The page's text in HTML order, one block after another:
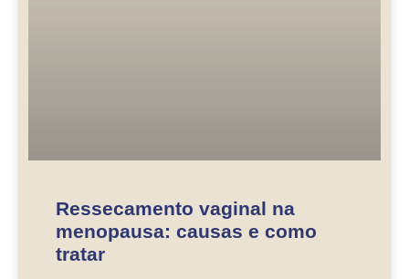
Ressecamento vaginal na
menopausa: causas e como
tratar